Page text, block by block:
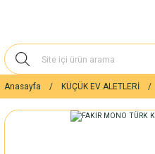
Anasayfa KÜÇÜK EV ALETLERİ